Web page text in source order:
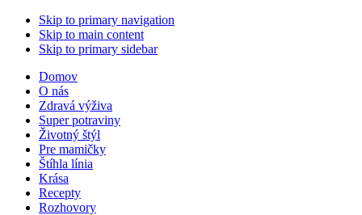
Skip to primary navigation
Skip to main content
Skip to primary sidebar
Domov
O nás
Zdravá výživa
Super potraviny
Životný štýl
Pre mamičky
Štíhla línia
Krása
Recepty
Rozhovory